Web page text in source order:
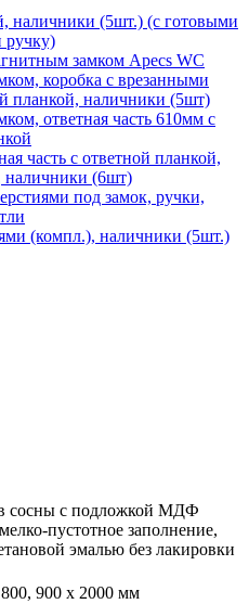
наличники (5шт.) (с готовыми
ручку)
замком Apecs WC
коробка с врезанными
планкой, наличники (5шт)
ответная часть 610мм с
часть с ответной планкой,
наличники (6шт)
под замок, ручки,
(компл.), наличники (5шт.)
сосны с подложкой МДФ
пустотное заполнение,
эмалью без лакировки
900 x 2000 мм